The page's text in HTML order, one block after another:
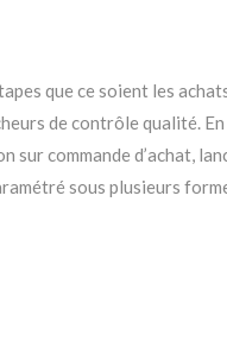
que ce soient les
de contrôle qualité.
commande d’achat,
sous plusieurs